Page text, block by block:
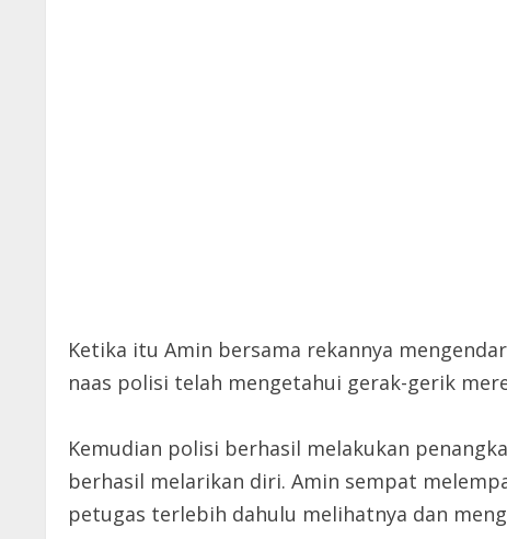
Ketika itu Amin bersama rekannya
naas polisi telah mengetahui gerak-gerik
Kemudian polisi berhasil melakukan
berhasil melarikan diri. Amin sempat
petugas terlebih dahulu melihatnya dan